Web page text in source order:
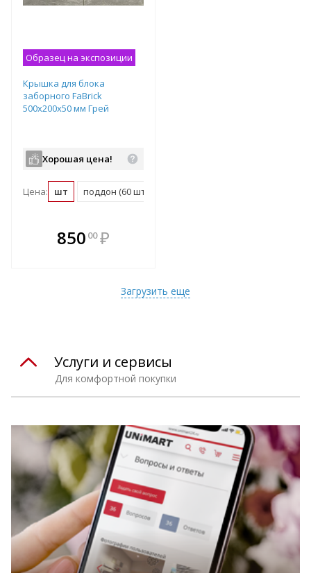
Образец на экспозиции
Крышка для блока
заборного FaBrick
500х200х50 мм Грей
Хорошая цена!
Цена: шт поддон (60 шт)
850 00 ₽
Загрузить еще
Для комфортной покупки
Услуги и сервисы